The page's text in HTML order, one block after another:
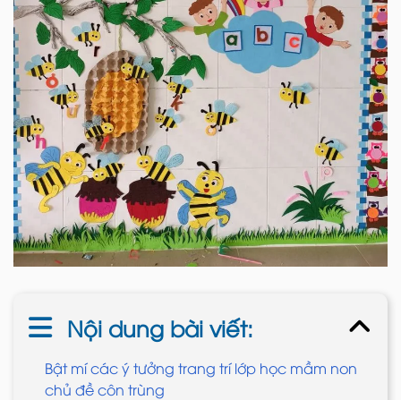
Nội dung bài viết:
Bật mí các ý tưởng trang trí lớp học mầm non
chủ đề côn trùng